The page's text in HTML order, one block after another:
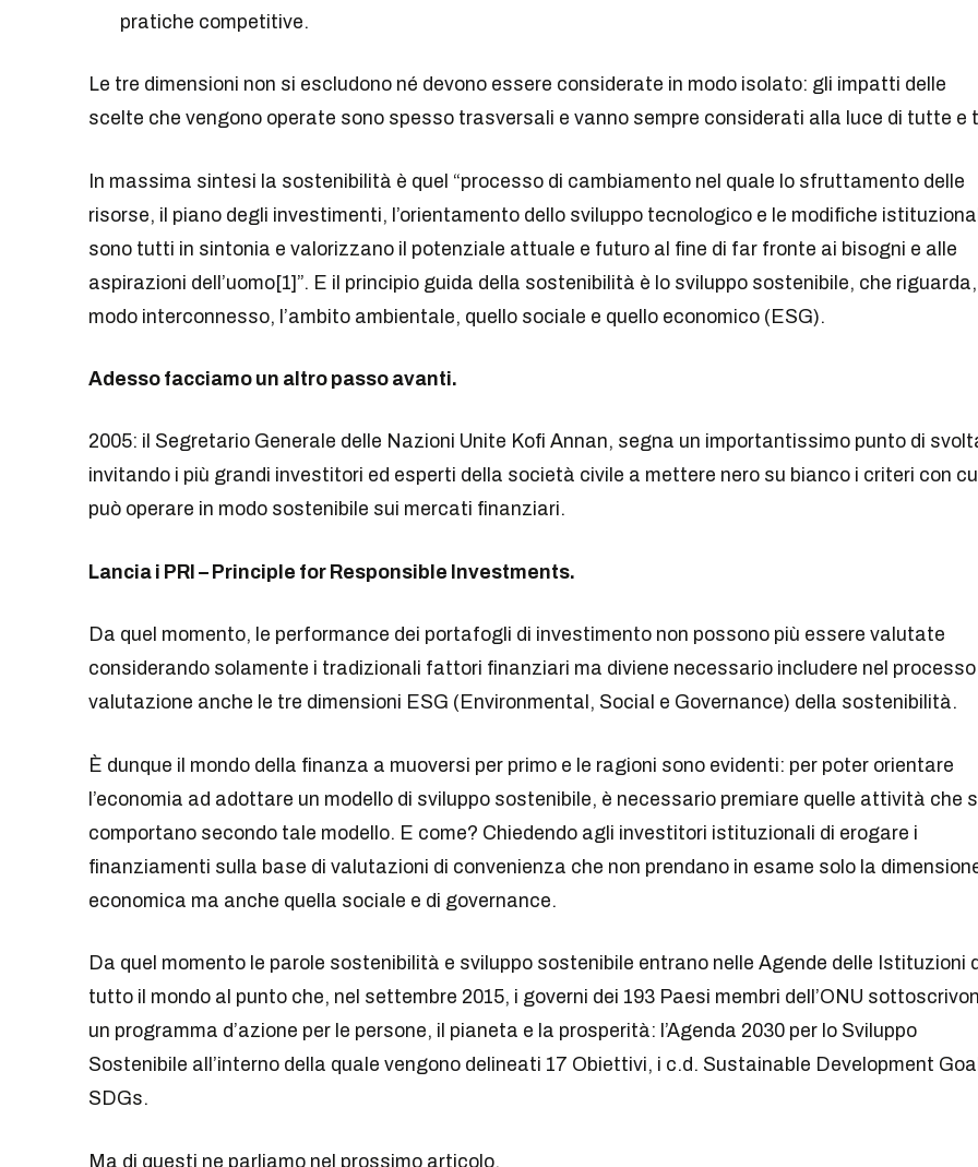
pratiche competitive.
Le tre dimensioni non si escludono né devono essere considerate in modo isolato: gli impatti delle
scelte che vengono operate sono spesso trasversali e vanno sempre considerati alla luce di tutte e
In massima sintesi la sostenibilità è quel “processo di cambiamento nel quale lo sfruttamento delle
risorse, il piano degli investimenti, l’orientamento dello sviluppo tecnologico e le modifiche
sono tutti in sintonia e valorizzano il potenziale attuale e futuro al fine di far fronte ai bisogni e alle
aspirazioni dell’uomo[1]”. E il principio guida della sostenibilità è lo sviluppo sostenibile, che
modo interconnesso, l’ambito ambientale, quello sociale e quello economico (ESG).
Adesso facciamo un altro passo avanti.
2005: il Segretario Generale delle Nazioni Unite Kofi Annan, segna un importantissimo punto di
invitando i più grandi investitori ed esperti della società civile a mettere nero su bianco i criteri con
può operare in modo sostenibile sui mercati finanziari.
Lancia i PRI – Principle for Responsible Investments.
Da quel momento, le performance dei portafogli di investimento non possono più essere valutate
considerando solamente i tradizionali fattori finanziari ma diviene necessario includere nel processo
valutazione anche le tre dimensioni ESG (Environmental, Social e Governance) della sostenibilità.
È dunque il mondo della finanza a muoversi per primo e le ragioni sono evidenti: per poter orientare
l’economia ad adottare un modello di sviluppo sostenibile, è necessario premiare quelle attività che
comportano secondo tale modello. E come? Chiedendo agli investitori istituzionali di erogare i
finanziamenti sulla base di valutazioni di convenienza che non prendano in esame solo la
economica ma anche quella sociale e di governance.
Da quel momento le parole sostenibilità e sviluppo sostenibile entrano nelle Agende delle Istituzioni
tutto il mondo al punto che, nel settembre 2015, i governi dei 193 Paesi membri dell’ONU
un programma d’azione per le persone, il pianeta e la prosperità: l’Agenda 2030 per lo Sviluppo
Sostenibile all’interno della quale vengono delineati 17 Obiettivi, i c.d. Sustainable Development
SDGs.
Ma di questi ne parliamo nel prossimo articolo.